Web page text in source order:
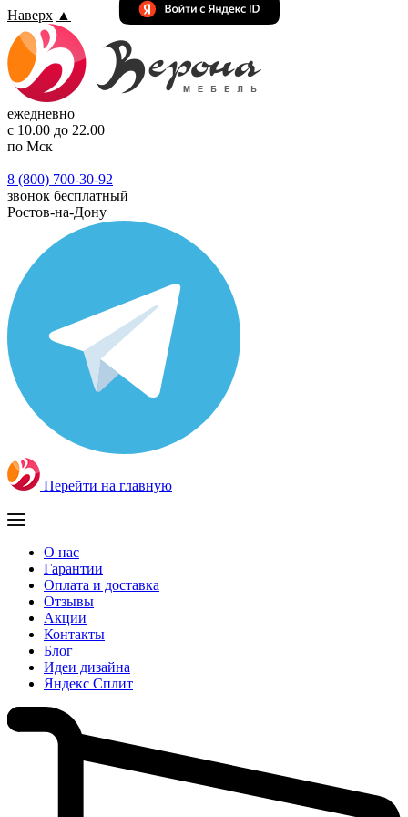
Наверх ▲
ежедневно
с 10.00 до 22.00
по Мск
8 (800) 700-30-92
звонок бесплатный
Ростов-на-Дону
Перейти на главную
О нас
Гарантии
Оплата и доставка
Отзывы
Акции
Контакты
Блог
Идеи дизайна
Яндекс Сплит